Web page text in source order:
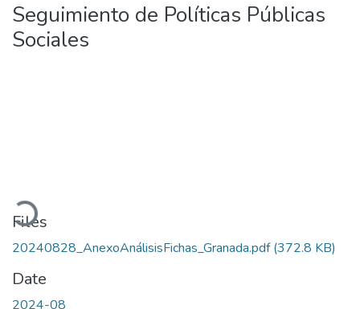
Seguimiento de Políticas Públicas
Sociales
Loading...
Files
20240828_AnexoAnálisisFichas_Granada.pdf(372.8 KB)
Date
2024-08